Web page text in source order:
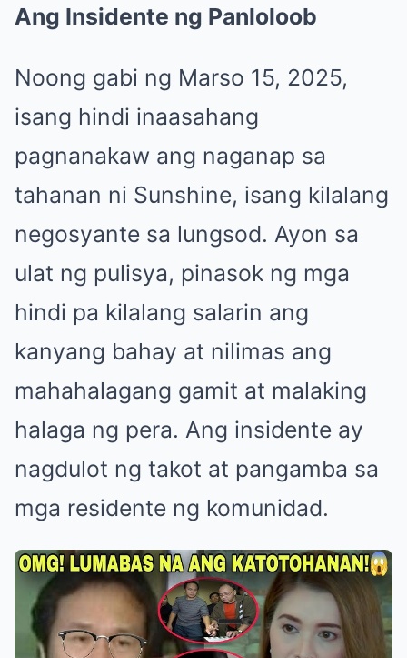
Ang Insidente ng Panloloob
Noong gabi ng Marso 15, 2025,
isang hindi inaasahang
pagnanakaw ang naganap sa
tahanan ni Sunshine, isang kilalang
negosyante sa lungsod. Ayon sa
ulat ng pulisya, pinasok ng mga
hindi pa kilalang salarin ang
kanyang bahay at nilimas ang
mahahalagang gamit at malaking
halaga ng pera. Ang insidente ay
nagdulot ng takot at pangamba sa
mga residente ng komunidad.